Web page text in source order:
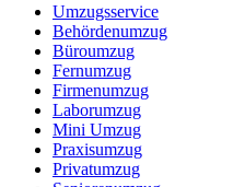
Umzugsservice
Behördenumzug
Büroumzug
Fernumzug
Firmenumzug
Laborumzug
Mini Umzug
Praxisumzug
Privatumzug